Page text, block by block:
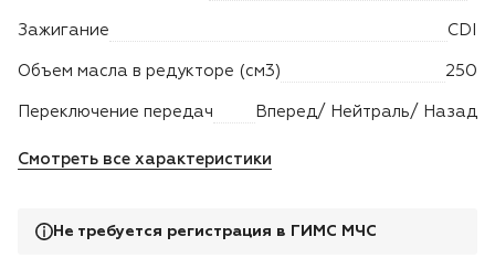
Садовые ножницы
Дровоколы
Зажигание CDI
Объем масла в редукторе (см3) 250
Переключение передач Вперед/ Нейтраль/ Назад
Смотреть все характеристики
Не требуется регистрация в ГИМС МЧС